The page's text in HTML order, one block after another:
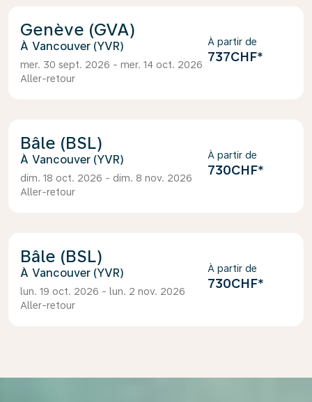
Genève (GVA)
Vancouver (YVR)
mer. 30 sept. 2026 - mer. 14 oct. 2026
Aller-retour
À partir de
737CHF*
Bâle (BSL)
Vancouver (YVR)
dim. 18 oct. 2026 - dim. 8 nov. 2026
Aller-retour
À partir de
730CHF*
Bâle (BSL)
Vancouver (YVR)
lun. 19 oct. 2026 - lun. 2 nov. 2026
Aller-retour
À partir de
730CHF*